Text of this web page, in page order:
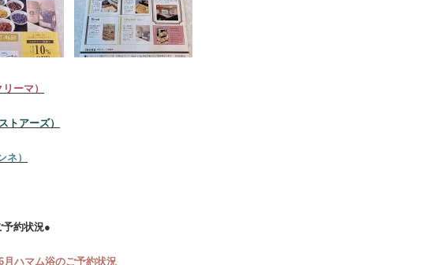
ーマ）
トアーズ）
ネ）
予約状況●
6月ハマム浴のご予約状況